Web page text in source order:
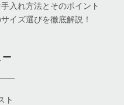
入れ方法とそのポイント
イズ選びを徹底解説！
ー
ト